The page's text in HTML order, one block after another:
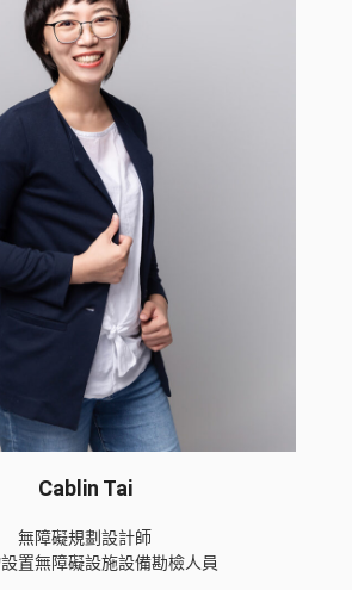
Cablin Tai
無障礙規劃設計師
置無障礙設施設備勘檢人員